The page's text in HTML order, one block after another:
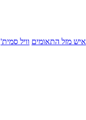
איש מזל התאומים וויל סמית'